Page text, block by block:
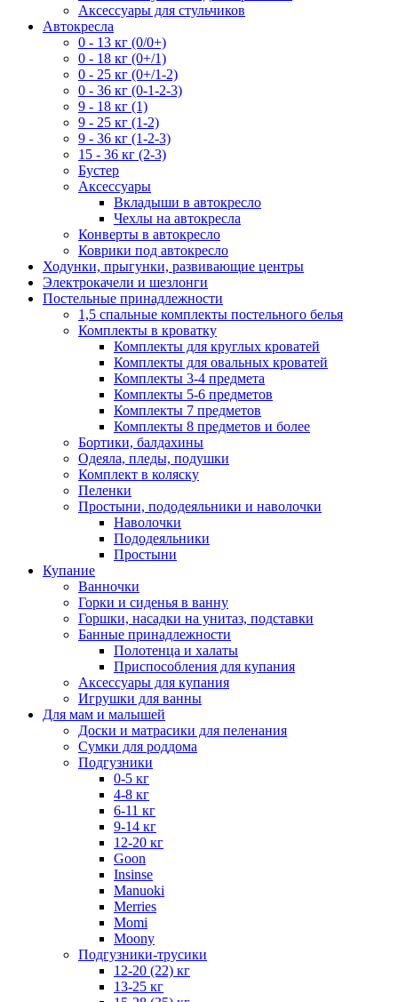
Аксессуары для стульчиков
Автокресла
0 - 13 кг (0/0+)
0 - 18 кг (0+/1)
0 - 25 кг (0+/1-2)
0 - 36 кг (0-1-2-3)
9 - 18 кг (1)
9 - 25 кг (1-2)
9 - 36 кг (1-2-3)
15 - 36 кг (2-3)
Бустер
Аксессуары
Вкладыши в автокресло
Чехлы на автокресла
Конверты в автокресло
Коврики под автокресло
Ходунки, прыгунки, развивающие центры
Электрокачели и шезлонги
Постельные принадлежности
1,5 спальные комплекты постельного белья
Комплекты в кроватку
Комплекты для круглых кроватей
Комплекты для овальных кроватей
Комплекты 3-4 предмета
Комплекты 5-6 предметов
Комплекты 7 предметов
Комплекты 8 предметов и более
Бортики, балдахины
Одеяла, пледы, подушки
Комплект в коляску
Пеленки
Простыни, пододеяльники и наволочки
Наволочки
Пододеяльники
Простыни
Купание
Ванночки
Горки и сиденья в ванну
Горшки, насадки на унитаз, подставки
Банные принадлежности
Полотенца и халаты
Приспособления для купания
Аксессуары для купания
Игрушки для ванны
Для мам и малышей
Доски и матрасики для пеленания
Сумки для роддома
Подгузники
0-5 кг
4-8 кг
6-11 кг
9-14 кг
12-20 кг
Goon
Insinse
Manuoki
Merries
Momi
Moony
Подгузники-трусики
12-20 (22) кг
13-25 кг